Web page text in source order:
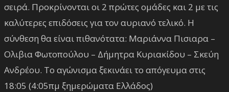
σειρά. Προκρίνονται οι 2 πρώτες ομάδες και 2 με τις
καλύτερες επιδόσεις για τον αυριανό τελικό. Η
σύνθεση θα είναι πιθανότατα: Μαριάννα Πισιαρα –
Ολιβια Φωτοπούλου – Δήμητρα Κυριακίδου – Σκεύη
Ανδρέου. Το αγώνισμα ξεκινάει το απόγευμα στις
18:05 (4:05πμ ξημερώματα Ελλάδος)